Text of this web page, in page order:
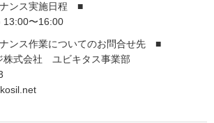
ンス実施日程 ■
13:00〜16:00
ンス作業についてのお問合せ先 ■
株式会社 ユビキタス事業部